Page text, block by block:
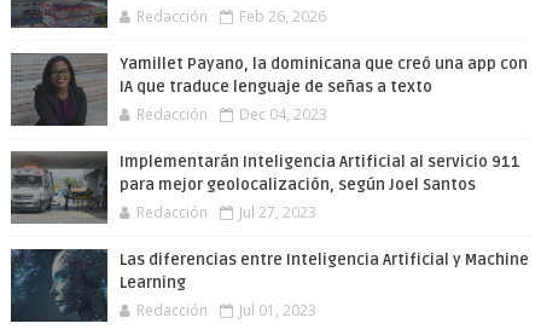
Redacción Feb 26, 2026
Yamillet Payano, la dominicana que creó una app con
IA que traduce lenguaje de señas a texto
Redacción Dec 04, 2023
Implementarán Inteligencia Artificial al servicio 911
para mejor geolocalización, según Joel Santos
Redacción Jul 27, 2023
Las diferencias entre Inteligencia Artificial y Machine
Learning
Redacción Jul 01, 2023